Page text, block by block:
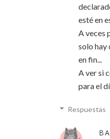
esté en
A veces
solo hay
en fin...
A ver si
para el
Respuestas